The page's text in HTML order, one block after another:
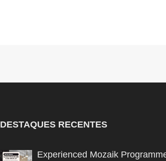
DESTAQUES RECENTES
Experienced Mozaik